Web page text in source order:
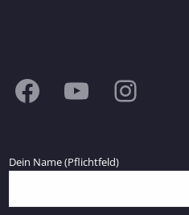
Dein Name (Pflichtfeld)